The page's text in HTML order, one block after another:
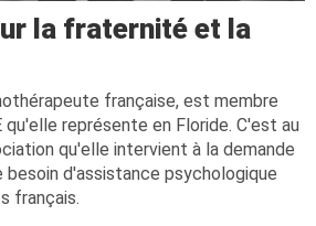
la fraternité et la
française, est membre
qu'elle représente en Floride. C'est au
qu'elle intervient à la demande
besoin d'assistance psychologique
français.